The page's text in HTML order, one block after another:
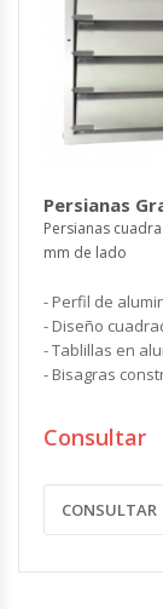
Persianas
Persianas
mm de lado
- Perfil de
- Diseño
- Tablillas en
- Bisagras
Consultar
CONSULTAR